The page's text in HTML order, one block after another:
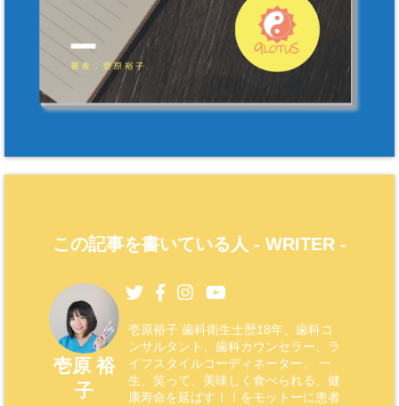
この記事を書いている人 - WRITER -
壱原 裕
子
壱原裕子 歯科衛生士歴18年、歯科コ
ンサルタント、歯科カウンセラー、ラ
イフスタイルコーディネーター。 一
生、笑って、美味しく食べられる、健
康寿命を延ばす！！をモットーに患者